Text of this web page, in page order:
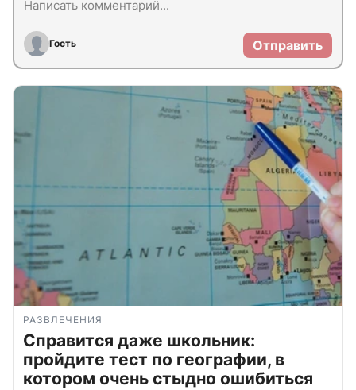
Гость Отправить
РАЗВЛЕЧЕНИЯ
Справится даже школьник:
пройдите тест по географии, в
котором очень стыдно ошибиться